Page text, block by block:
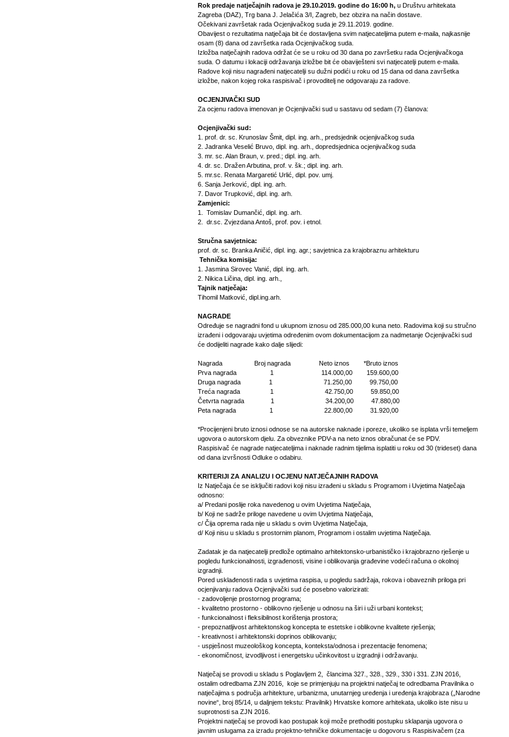
Rok predaje natječajnih radova je 29.10.2019. godine do 16:00 h, u Društvu arhitekata
Zagreba (DAZ), Trg bana J. Jelačića 3/I, Zagreb, bez obzira na način dostave.
Očekivani završetak rada Ocjenjivačkog suda je 29.11.2019. godine.
Obavijest o rezultatima natječaja bit će dostavljena svim natjecateljima putem e-maila, najkasnije
osam (8) dana od završetka rada Ocjenjivačkog suda.
Izložba natječajnih radova održat će se u roku od 30 dana po završetku rada Ocjenjivačkoga
suda. O datumu i lokaciji održavanja izložbe bit će obaviješteni svi natjecatelji putem e-maila.
Radove koji nisu nagrađeni natjecatelji su dužni podići u roku od 15 dana od dana završetka
izložbe, nakon kojeg roka raspisivač i provoditelj ne odgovaraju za radove.
OCJENJIVAČKI SUD
Za ocjenu radova imenovan je Ocjenjivački sud u sastavu od sedam (7) članova:
Ocjenjivački sud:
1.
prof. dr. sc. Krunoslav Šmit, dipl. ing. arh., predsjednik ocjenjivačkog suda
2. Jadranka Veselić Bruvo, dipl. ing. arh., dopredsjednica ocjenjivačkog suda
3. mr. sc. Alan Braun, v. pred.; dipl. ing. arh.
4. dr. sc. Dražen Arbutina, prof. v. šk.; dipl. ing. arh.
5. mr.sc. Renata Margaretić Urlić, dipl. pov. umj.
6. Sanja Jerković, dipl. ing. arh.
7. Davor Trupković, dipl. ing. arh.
Zamjenici:
1.
Tomislav Dumančić, dipl. ing. arh.
2.
dr.sc. Zvjezdana Antoš, prof. pov. i etnol.
Stručna savjetnica:
prof. dr. sc. Branka Aničić, dipl. ing. agr.; savjetnica za krajobraznu arhitekturu
Tehnička komisija:
1.
Jasmina Sirovec Vanić, dipl. ing. arh.
2. Nikica Ličina, dipl. ing. arh.,
Tajnik natječaja:
Tihomil Matković, dipl.ing.arh.
NAGRADE
Određuje se nagradni fond u ukupnom iznosu od 285.000,00 kuna neto. Radovima koji su stručno
izrađeni i odgovaraju uvjetima određenim ovom dokumentacijom za nadmetanje Ocjenjivački sud
će dodijeliti nagrade kako dalje slijedi:
Nagrada Broj nagrada Neto iznos *Bruto iznos
Prva nagrada 1 114.000,00 159.600,00
Druga nagrada 1 71.250,00 99.750,00
Treća nagrada 1 42.750,00 59.850,00
Četvrta nagrada 1 34.200,00 47.880,00
Peta nagrada 1 22.800,00 31.920,00
*Procijenjeni bruto iznosi odnose se na autorske naknade i poreze, ukoliko se isplata vrši temeljem
ugovora o autorskom djelu. Za obveznike PDV-a na neto iznos obračunat će se PDV.
Raspisivač će nagrade natjecateljima i naknade radnim tijelima isplatiti u roku od 30 (trideset) dana
od dana izvršnosti Odluke o odabiru.
KRITERIJI ZA ANALIZU I OCJENU NATJEČAJNIH RADOVA
Iz Natječaja će se isključiti radovi koji nisu izrađeni u skladu s Programom i Uvjetima Natječaja
odnosno:
a/ Predani poslije roka navedenog u ovim Uvjetima Natječaja,
b/ Koji ne sadrže priloge navedene u ovim Uvjetima Natječaja,
c/ Čija oprema rada nije u skladu s ovim Uvjetima Natječaja,
d/ Koji nisu u skladu s prostornim planom, Programom i ostalim uvjetima Natječaja.
Zadatak je da natjecatelji predlože optimalno arhitektonsko-urbanističko i krajobrazno rješenje u
pogledu funkcionalnosti, izgrađenosti, visine i oblikovanja građevine vodeći računa o okolnoj
izgradnji.
Pored usklađenosti rada s uvjetima raspisa, u pogledu sadržaja, rokova i obaveznih priloga pri
ocjenjivanju radova Ocjenjivački sud će posebno valorizirati:
- zadovoljenje prostornog programa;
- kvalitetno prostorno - oblikovno rješenje u odnosu na širi i uži urbani kontekst;
- funkcionalnost i fleksibilnost korištenja prostora;
- prepoznatljivost arhitektonskog koncepta te estetske i oblikovne kvalitete rješenja;
- kreativnost i arhitektonski doprinos oblikovanju;
- uspješnost muzeološkog koncepta, konteksta/odnosa i prezentacije fenomena;
- ekonomičnost, izvodljivost i energetsku učinkovitost u izgradnji i održavanju.
Natječaj se provodi u skladu s Poglavljem 2, člancima 327., 328., 329., 330 i 331. ZJN 2016,
ostalim odredbama ZJN 2016, koje se primjenjuju na projektni natječaj te odredbama Pravilnika o
natječajima s područja arhitekture, urbanizma, unutarnjeg uređenja i uređenja krajobraza („Narodne
novine“, broj 85/14, u daljnjem tekstu: Pravilnik) Hrvatske komore arhitekata, ukoliko iste nisu u
suprotnosti sa ZJN 2016.
Projektni natječaj se provodi kao postupak koji može prethoditi postupku sklapanja ugovora o
javnim uslugama za izradu projektno-tehničke dokumentacije u dogovoru s Raspisivačem (za